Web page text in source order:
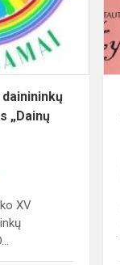
„Dainų
XV